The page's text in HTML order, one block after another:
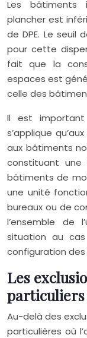
Les bâtiments
plancher est
de DPE. Le seuil
pour cette
fait que la
espaces est
celle des
Il est
s’applique
aux bâtiments
constituant une
bâtiments de
une unité
bureaux ou de
l’ensemble de
situation au
configuration
Les
particuliers
Au-delà des
particulières où